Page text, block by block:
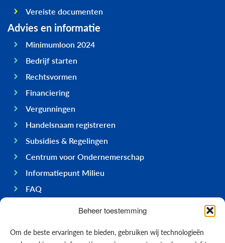
Beheer toestemming
Om de beste ervaringen te bieden, gebruiken wij technologieën
Vereiste documenten
Advies en informatie
Minimumloon 2024
Bedrijf starten
Rechtsvormen
Financiering
Vergunningen
Handelsnaam registreren
Subsidies & Regelingen
Centrum voor Ondernemerschap
Informatiepunt Milieu
FAQ
Ondernemen op Bonaire
Economie